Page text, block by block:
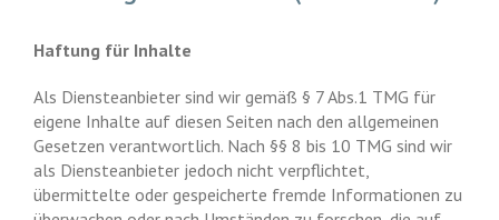
Haftung für Inhalte
Als Diensteanbieter sind wir gemäß § 7 Abs.1 TMG für
eigene Inhalte auf diesen Seiten nach den allgemeinen
Gesetzen verantwortlich. Nach §§ 8 bis 10 TMG sind wir
als Diensteanbieter jedoch nicht verpflichtet,
übermittelte oder gespeicherte fremde Informationen zu